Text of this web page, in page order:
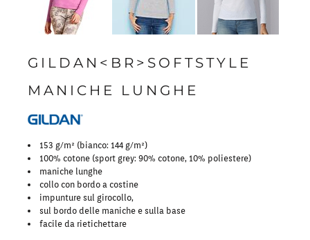
GILDAN<BR>SOFTSTYLE
MANICHE LUNGHE
153 g/m² (bianco: 144 g/m²)
100% cotone (sport grey: 90% cotone, 10% poliestere)
maniche lunghe
collo con bordo a costine
impunture sul girocollo,
sul bordo delle maniche e sulla base
facile da rietichettare